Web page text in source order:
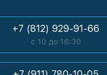
+7 (812) 929-91-66
с 10 до 16:30